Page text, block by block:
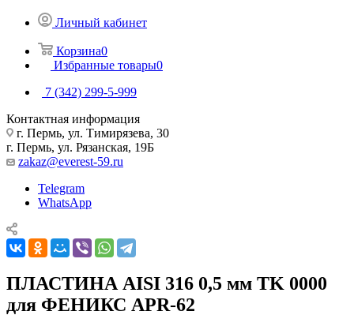
Личный кабинет
Корзина0
Избранные товары0
7 (342) 299-5-999
Контактная информация
г. Пермь, ул. Тимирязева, 30
г. Пермь, ул. Рязанская, 19Б
zakaz@everest-59.ru
Telegram
WhatsApp
ПЛАСТИНА AISI 316 0,5 мм TK 0000
для ФЕНИКС APR-62